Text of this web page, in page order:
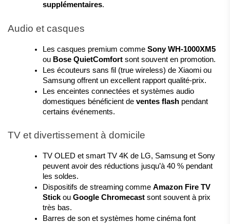
supplémentaires.
Audio et casques
Les casques premium comme Sony WH-1000XM5
ou Bose QuietComfort sont souvent en promotion.
Les écouteurs sans fil (true wireless) de Xiaomi ou
Samsung offrent un excellent rapport qualité-prix.
Les enceintes connectées et systèmes audio
domestiques bénéficient de ventes flash pendant
certains événements.
TV et divertissement à domicile
TV OLED et smart TV 4K de LG, Samsung et Sony
peuvent avoir des réductions jusqu’à 40 % pendant
les soldes.
Dispositifs de streaming comme Amazon Fire TV
Stick ou Google Chromecast sont souvent à prix
très bas.
Barres de son et systèmes home cinéma font